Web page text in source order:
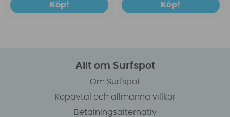
Köp! Köp!
Allt om Surfspot
Om Surfspot
Köpavtal och allmänna villkor
Betalningsalternativ